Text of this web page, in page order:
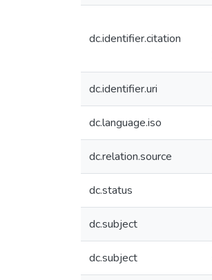
dc.identifier.citation
dc.identifier.uri
dc.language.iso
dc.relation.source
dc.status
dc.subject
dc.subject